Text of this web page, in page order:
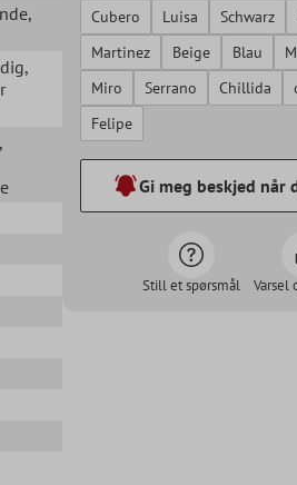
,
,
Cubero Luisa Schwarz
Martinez
Beige Blau
Miro
Serrano Chillida
Felipe
Gi meg beskjed når
Still et spørsmål Varsel